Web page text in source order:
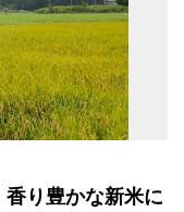
り豊かな新米に